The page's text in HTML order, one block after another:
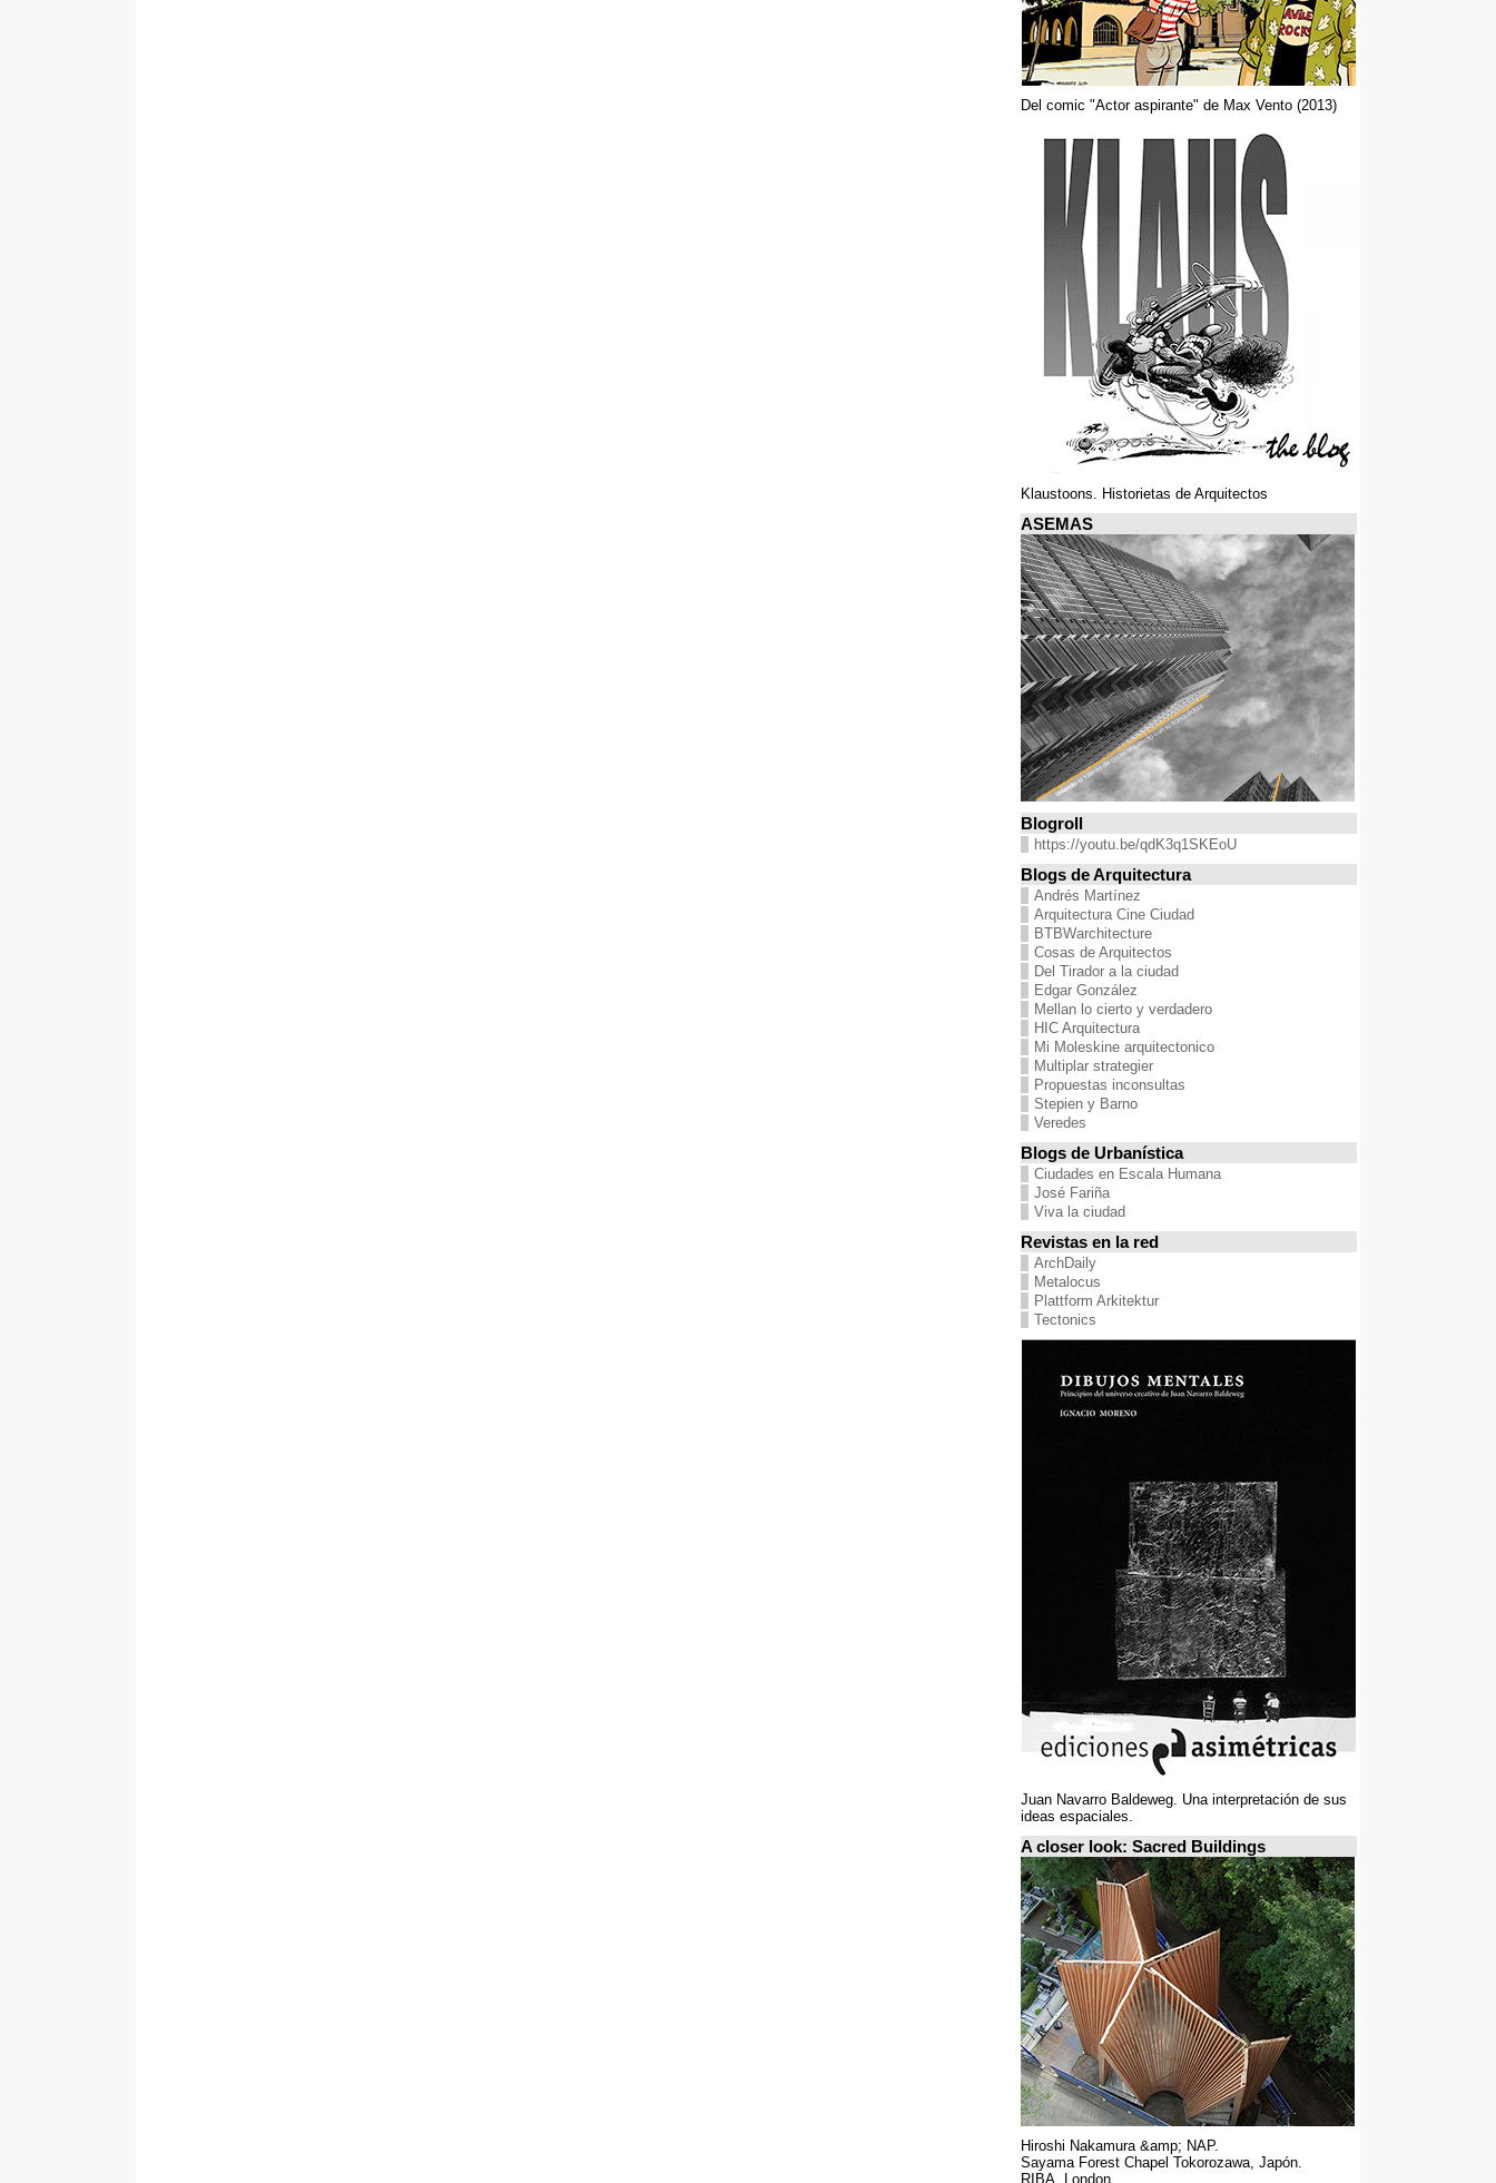
Del comic "Actor aspirante" de Max Vento (2013)
Klaustoons. Historietas de Arquitectos
ASEMAS
Blogroll
https://youtu.be/qdK3q1SKEoU
Blogs de Arquitectura
Andrés Martínez
Arquitectura Cine Ciudad
BTBWarchitecture
Cosas de Arquitectos
Del Tirador a la ciudad
Edgar González
Mellan lo cierto y verdadero
HIC Arquitectura
Mi Moleskine arquitectonico
Multiplar strategier
Propuestas inconsultas
Stepien y Barno
Veredes
Blogs de Urbanística
Ciudades en Escala Humana
José Fariña
Viva la ciudad
Revistas en la red
ArchDaily
Metalocus
Plattform Arkitektur
Tectonics
Juan Navarro Baldeweg. Una interpretación de sus
ideas espaciales.
A closer look: Sacred Buildings
Hiroshi Nakamura &amp; NAP.
Sayama Forest Chapel Tokorozawa, Japón.
RIBA, London.